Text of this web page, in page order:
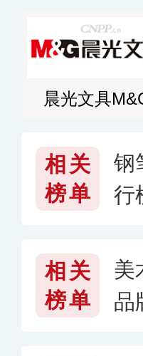
晨光文具
相关
榜单
钢
行
相关
榜单
美
品